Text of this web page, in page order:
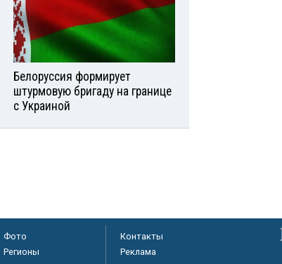
Белоруссия формирует
штурмовую бригаду на границе
с Украиной
Фото
Регионы
Контакты
Реклама